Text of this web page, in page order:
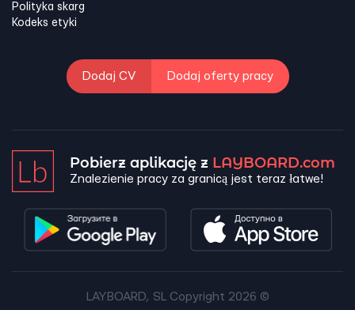
Polityka skarg
Kodeks etyki
Dodaj CV Dodaj oferty pracy
Pobierz aplikację z LAYBOARD.com
Znalezienie pracy za granicą jest teraz łatwe!
LAYBOARD, SL Copyright 2026 ©